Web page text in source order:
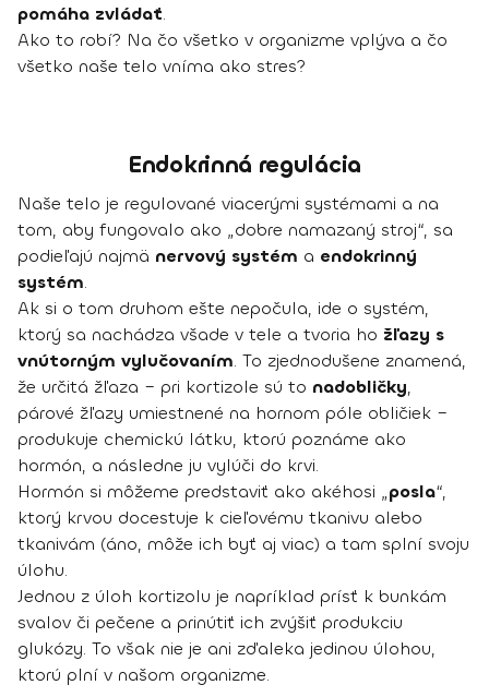
pomáha zvládať.
Ako to robí? Na čo všetko v organizme vplýva a čo
všetko naše telo vníma ako stres?
Endokrinná regulácia
Naše telo je regulované viacerými systémami a na
tom, aby fungovalo ako „dobre namazaný stroj“, sa
podieľajú najmä nervový systém a endokrinný
systém.
Ak si o tom druhom ešte nepočula, ide o systém,
ktorý sa nachádza všade v tele a tvoria ho žľazy s
vnútorným vylučovaním. To zjednodušene znamená,
že určitá žľaza – pri kortizole sú to nadobličky,
párové žľazy umiestnené na hornom póle obličiek –
produkuje chemickú látku, ktorú poznáme ako
hormón, a následne ju vylúči do krvi.
Hormón si môžeme predstaviť ako akéhosi „posla“,
ktorý krvou docestuje k cieľovému tkanivu alebo
tkanivám (áno, môže ich byť aj viac) a tam splní svoju
úlohu.
Jednou z úloh kortizolu je napríklad prísť k bunkám
svalov či pečene a prinútiť ich zvýšiť produkciu
glukózy. To však nie je ani zďaleka jedinou úlohou,
ktorú plní v našom organizme.